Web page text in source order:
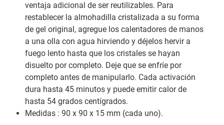
ventaja adicional de ser reutilizables. Para
restablecer la almohadilla cristalizada a su forma
de gel original, agregue los calentadores de manos
a una olla con agua hirviendo y déjelos hervir a
fuego lento hasta que los cristales se hayan
disuelto por completo. Deje que se enfríe por
completo antes de manipularlo. Cada activación
dura hasta 45 minutos y puede emitir calor de
hasta 54 grados centígrados.
Medidas : 90 x 90 x 15 mm (cada uno).